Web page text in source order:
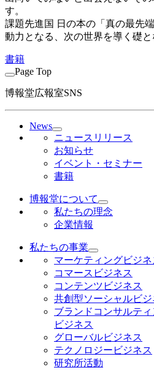
す。
課題先進国 日の本の「真の最先
動力となる、次の世界を導く礎
書籍
Page Top
博報堂広報室SNS
News
ニュースリリース
お知らせ
イベント・セミナー
書籍
博報堂について
私たちの理念
企業情報
私たちの事業
マーケティングビジネ
コマースビジネス
コンテンツビジネス
共創型ソーシャルビジ
ブランドコンサルテ
ビジネス
グローバルビジネス
テクノロジービジネス
研究所活動